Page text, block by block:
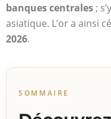
banques centrales ;
asiatique. L’or a ainsi
2026.
SOMMAIRE